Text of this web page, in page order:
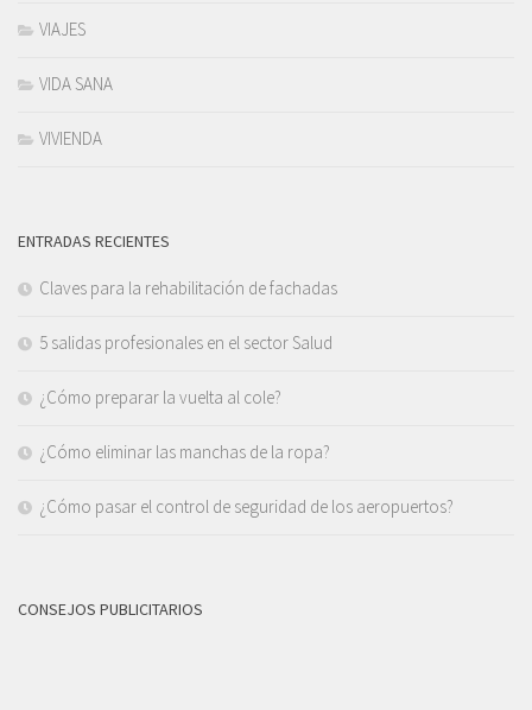
VIAJES
VIDA SANA
VIVIENDA
ENTRADAS RECIENTES
Claves para la rehabilitación de fachadas
5 salidas profesionales en el sector Salud
¿Cómo preparar la vuelta al cole?
¿Cómo eliminar las manchas de la ropa?
¿Cómo pasar el control de seguridad de los aeropuertos?
CONSEJOS PUBLICITARIOS